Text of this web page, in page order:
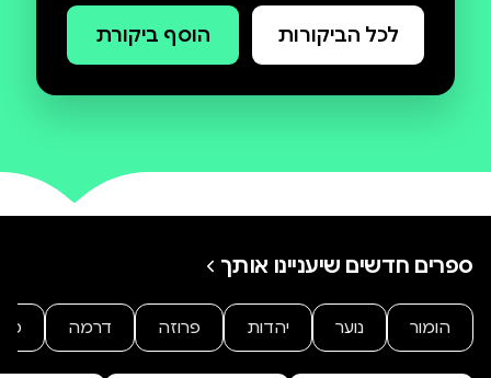
הָאוֹפֶה, וְעוֹד וָעוֹד בִּלְבּוּלִים מְשַׁעַשְׁעִים,
כְּתוּבִים בְּקֶצֶב וּבַחֲרִיזָה. דַּפְנָה שְׁטְרוּם,
לכל הביקורות הוסף ביקורת
ספרים חדשים שיעניינו אותך
הומור נוער יהדות פרוזה דרמה